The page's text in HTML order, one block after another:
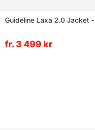
Guideline Laxa 2.0 Jacket
fr. 3 499 kr